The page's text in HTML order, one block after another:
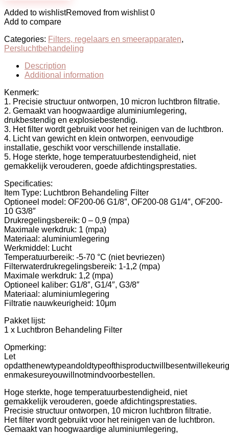
Added to wishlistRemoved from wishlist 0
Add to compare
Categories: Filters, regelaars en smeerapparaten,
Persluchtbehandeling
Description
Additional information
Kenmerk:
1. Precisie structuur ontworpen, 10 micron luchtbron filtratie.
2. Gemaakt van hoogwaardige aluminiumlegering,
drukbestendig en explosiebestendig.
3. Het filter wordt gebruikt voor het reinigen van de luchtbron.
4. Licht van gewicht en klein ontworpen, eenvoudige
installatie, geschikt voor verschillende installatie.
5. Hoge sterkte, hoge temperatuurbestendigheid, niet
gemakkelijk verouderen, goede afdichtingsprestaties.
Specificaties:
Item Type: Luchtbron Behandeling Filter
Optioneel model: OF200-06 G1/8″, OF200-08 G1/4″, OF200-
10 G3/8″
Drukregelingsbereik: 0 – 0,9 (mpa)
Maximale werkdruk: 1 (mpa)
Materiaal: aluminiumlegering
Werkmiddel: Lucht
Temperatuurbereik: -5-70 °C (niet bevriezen)
Filterwaterdrukregelingsbereik: 1-1,2 (mpa)
Maximale werkdruk: 1,2 (mpa)
Optioneel kaliber: G1/8″, G1/4″, G3/8″
Materiaal: aluminiumlegering
Filtratie nauwkeurigheid: 10μm
Pakket lijst:
1 x Luchtbron Behandeling Filter
Opmerking:
Let
enmakesureyouwillnotmindvoorbestellen.
Hoge sterkte, hoge temperatuurbestendigheid, niet
gemakkelijk verouderen, goede afdichtingsprestaties.
Precisie structuur ontworpen, 10 micron luchtbron filtratie.
Het filter wordt gebruikt voor het reinigen van de luchtbron.
Gemaakt van hoogwaardige aluminiumlegering,